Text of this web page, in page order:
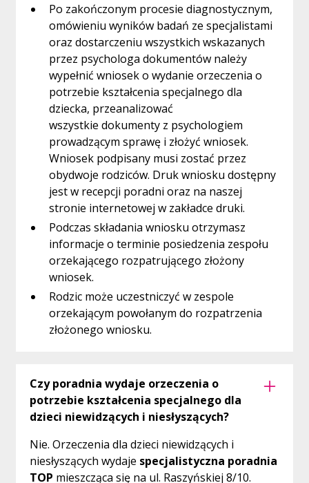
Po zakończonym procesie diagnostycznym,
omówieniu wyników badań ze specjalistami
oraz dostarczeniu wszystkich wskazanych
przez psychologa dokumentów należy
wypełnić wniosek o wydanie orzeczenia o
potrzebie kształcenia specjalnego dla
dziecka, przeanalizować
wszystkie dokumenty z psychologiem
prowadzącym sprawę i złożyć wniosek.
Wniosek podpisany musi zostać przez
obydwoje rodziców. Druk wniosku dostępny
jest w recepcji poradni oraz na naszej
stronie internetowej w zakładce druki.
Podczas składania wniosku otrzymasz
informacje o terminie posiedzenia zespołu
orzekającego rozpatrującego złożony
wniosek.
Rodzic może uczestniczyć w zespole
orzekającym powołanym do rozpatrzenia
złożonego wniosku.
Czy poradnia wydaje orzeczenia o
potrzebie kształcenia specjalnego dla
dzieci niewidzących i niesłyszących?
Nie. Orzeczenia dla dzieci niewidzących i
niesłyszących wydaje specjalistyczna poradnia
TOP mieszcząca się na ul. Raszyńskiej 8/10.